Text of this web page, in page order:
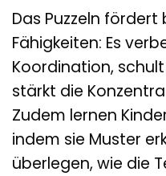
Das Puzzeln
Fähigkeiten: Es
Koordination,
stärkt die
Zudem lernen
indem sie Muster
überlegen, wie die